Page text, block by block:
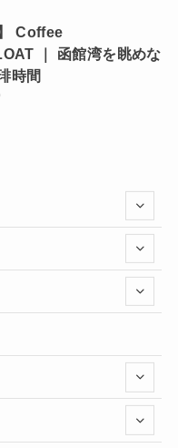
Coffee
｜ 函館湾を眺めな
時間